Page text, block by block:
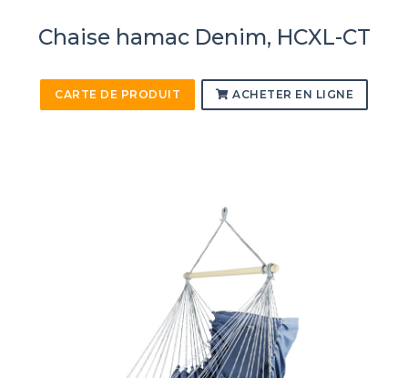
Chaise hamac Denim, HCXL-CT
CARTE DE PRODUIT ACHETER EN LIGNE